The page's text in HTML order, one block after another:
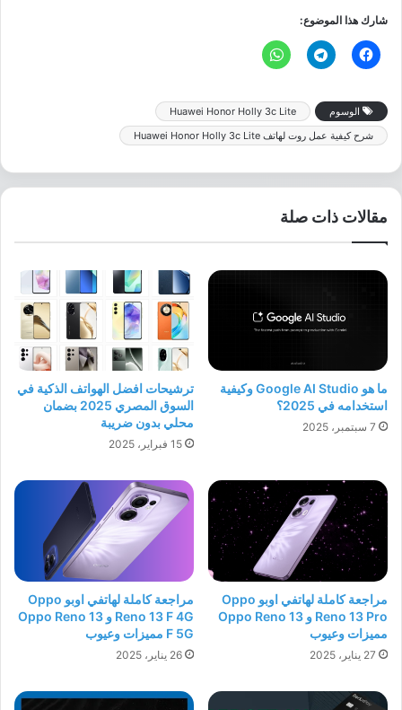
شارك هذا الموضوع:
الوسوم
Huawei Honor Holly 3c Lite
شرح كيفية عمل روت لهاتف Huawei Honor Holly 3c Lite
مقالات ذات صلة
ما هو Google AI Studio وكيفية
استخدامه في 2025؟
7 سبتمبر، 2025
ترشيحات افضل الهواتف الذكية في
السوق المصري 2025 بضمان
محلي بدون ضريبة
15 فبراير، 2025
مراجعة كاملة لهاتفي اوبو Oppo
Reno 13 Pro و Oppo Reno 13
مميزات وعيوب
27 يناير، 2025
مراجعة كاملة لهاتفي اوبو Oppo
Reno 13 F 4G و Oppo Reno 13
F 5G مميزات وعيوب
26 يناير، 2025